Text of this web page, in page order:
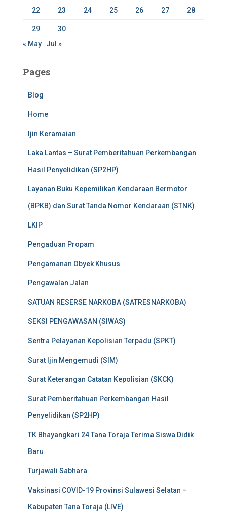
22 23 24 25 26 27 28
29
30
« May
Jul »
Pages
Blog
Home
Ijin Keramaian
Laka Lantas – Surat Pemberitahuan Perkembangan
Hasil Penyelidikan (SP2HP)
Layanan Buku Kepemilikan Kendaraan Bermotor
(BPKB) dan Surat Tanda Nomor Kendaraan (STNK)
LKIP
Pengaduan Propam
Pengamanan Obyek Khusus
Pengawalan Jalan
SATUAN RESERSE NARKOBA (SATRESNARKOBA)
SEKSI PENGAWASAN (SIWAS)
Sentra Pelayanan Kepolisian Terpadu (SPKT)
Surat Ijin Mengemudi (SIM)
Surat Keterangan Catatan Kepolisian (SKCK)
Surat Pemberitahuan Perkembangan Hasil
Penyelidikan (SP2HP)
TK Bhayangkari 24 Tana Toraja Terima Siswa Didik
Baru
Turjawali Sabhara
Vaksinasi COVID-19 Provinsi Sulawesi Selatan –
Kabupaten Tana Toraja (LIVE)